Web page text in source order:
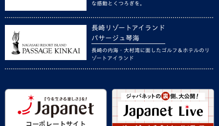
な感動とくつろぎを。
長崎リゾートアイランド
パサージュ琴海
長崎の内海・大村湾に面したゴルフ＆ホテルのリ
ゾートアイランド